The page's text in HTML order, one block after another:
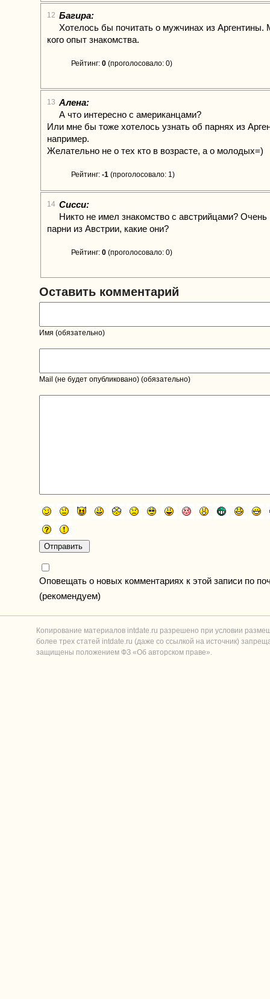
12 Багира:
Хотелось бы почитать о мужчинах из Аргентины.
кого опыт знакомства.
Рейтинг: 0 (проголосовало: 0)
13 Алена:
А что интересно с американцами?
Или мне бы тоже хотелось узнать об парнях из
например.
Желательно не о тех кто в возрасте, а о молодых=)
Рейтинг: -1 (проголосовало: 1)
14 Сисси:
Никто не имел знакомство с австрийцами? Очень
парни из Австрии, какие они?
Рейтинг: 0 (проголосовало: 0)
Оставить комментарий
Имя (обязательно)
Mail (не будет опубликовано) (обязательно)
Оповещать о новых комментариях к этой записи по
(рекомендуем)
Копирование материалов intdate.ru разрешено при условии
более трех статей intdate.ru (даже со ссылкой на источник)
защищены положением ФЗ «Об авторском праве».